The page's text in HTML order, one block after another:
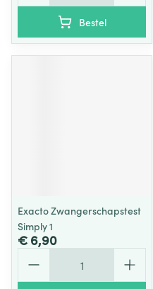
Bestel
Exacto Zwangerschapstest
Simply 1
€ 6,90